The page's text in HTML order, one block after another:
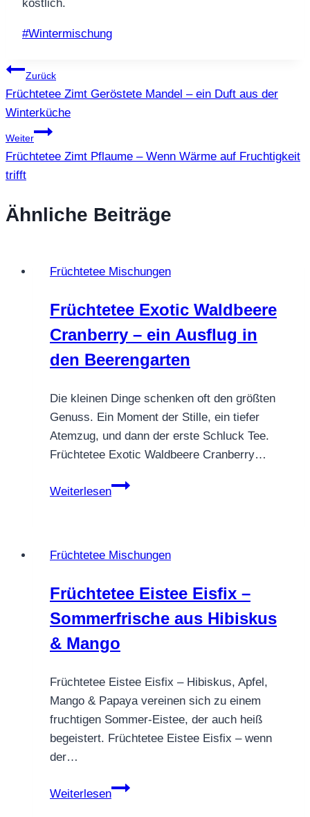
köstlich.
Schlagworte:
#Wintermischung
Beitragsnavigation
Zurück
Früchtetee Zimt Geröstete Mandel – ein Duft aus der
Winterküche
Weiter
Früchtetee Zimt Pflaume – Wenn Wärme auf Fruchtigkeit
trifft
Ähnliche Beiträge
Früchtetee Mischungen
Früchtetee Exotic Waldbeere
Cranberry – ein Ausflug in
den Beerengarten
Die kleinen Dinge schenken oft den größten
Genuss. Ein Moment der Stille, ein tiefer
Atemzug, und dann der erste Schluck Tee.
Früchtetee Exotic Waldbeere Cranberry…
Weiterlesen
Früchtetee
–
Ausflug
in
Beerengarten
Früchtetee Mischungen
Früchtetee Eistee Eisfix –
Sommerfrische aus Hibiskus
& Mango
Früchtetee Eistee Eisfix – Hibiskus, Apfel,
Mango & Papaya vereinen sich zu einem
fruchtigen Sommer-Eistee, der auch heiß
begeistert. Früchtetee Eistee Eisfix – wenn
der…
Weiterlesen
Früchtetee